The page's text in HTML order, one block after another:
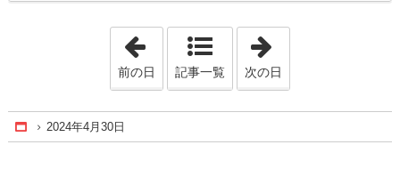
「2024年4月29日」
前の日 記事一覧 次の日
Home
2024年4月30日